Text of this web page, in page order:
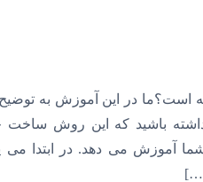
است؟ما در این آموزش به
داشته باشید که این روش
آموزش می دهد. در ابتدا می
[…]